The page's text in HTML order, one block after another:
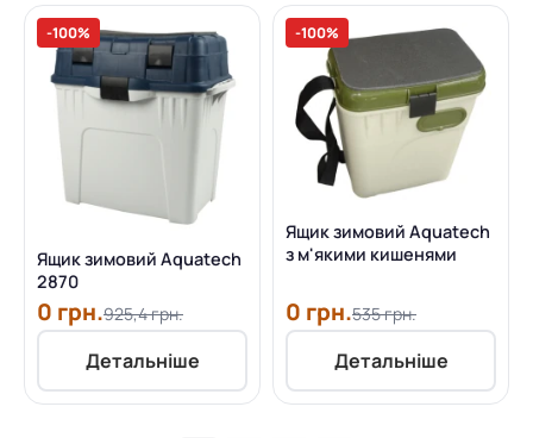
-100%
Ящик зимовий Aquatech
2870
0 грн.925,4 грн.
Детальніше
-100%
Ящик зимовий Aquatech
з м'якими кишенями
0 грн.535 грн.
Детальніше